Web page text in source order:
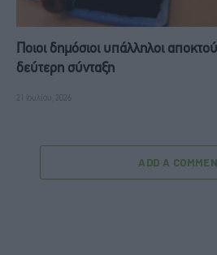
Ποιοι δημόσιοι υπάλληλοι
δεύτερη σύνταξη
21 Ιουλίου, 2026
ADD A